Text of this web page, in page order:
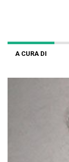
A CURA DI